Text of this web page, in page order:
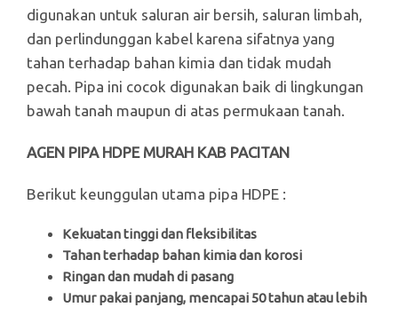
digunakan untuk saluran air bersih, saluran limbah,
dan perlindunggan kabel karena sifatnya yang
tahan terhadap bahan kimia dan tidak mudah
pecah. Pipa ini cocok digunakan baik di lingkungan
bawah tanah maupun di atas permukaan tanah.
AGEN PIPA HDPE MURAH KAB PACITAN
Berikut keunggulan utama pipa HDPE :
Kekuatan tinggi dan fleksibilitas
Tahan terhadap bahan kimia dan korosi
Ringan dan mudah di pasang
Umur pakai panjang, mencapai 50 tahun atau lebih